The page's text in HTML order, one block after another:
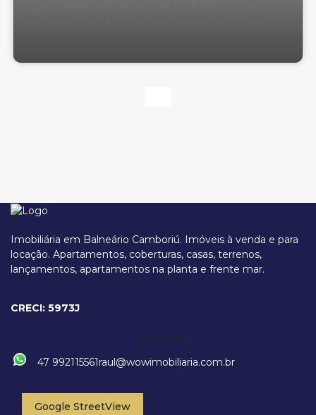
Imobiliária em Balneário Camboriú. Imóveis à venda e para
locação. Apartamentos, coberturas, casas, terrenos,
lançamentos, apartamentos na planta e frente mar.
CRECI: 5973J
Contato
47 992115561raul@wowimobiliaria.com.br
Google StreetView